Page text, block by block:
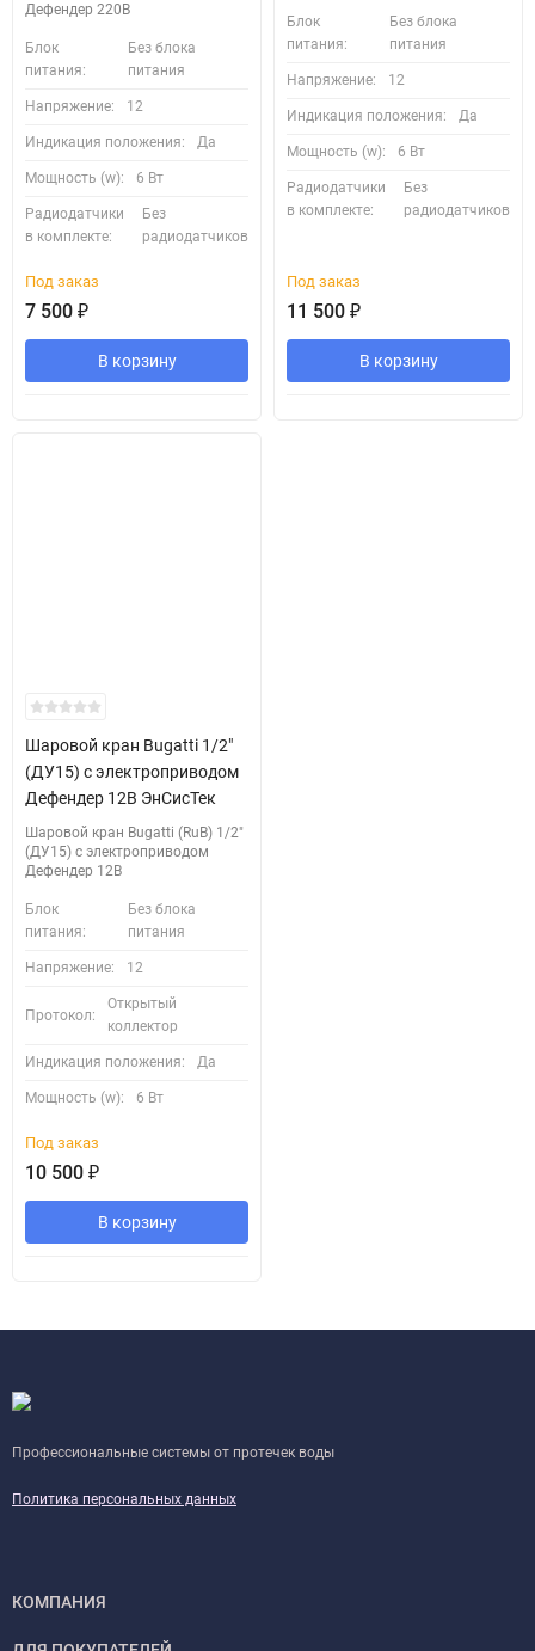
Дефендер 220В
Блок
питания:
Без блока
питания
Напряжение: 12
Индикация положения: Да
Мощность (w): 6 Вт
Радиодатчики
в комплекте:
Без
радиодатчиков
Под заказ
7 500 ₽
В корзину
Блок
питания:
Без блока
питания
Напряжение: 12
Индикация положения: Да
Мощность (w): 6 Вт
Радиодатчики
в комплекте:
Без
радиодатчиков
Под заказ
11 500 ₽
В корзину
Шаровой кран Bugatti 1/2"
(ДУ15) с электроприводом
Дефендер 12В ЭнСисТек
Шаровой кран Bugatti (RuB) 1/2"
(ДУ15) с электроприводом
Дефендер 12В
Блок
питания:
Без блока
питания
Напряжение: 12
Протокол:
Открытый
коллектор
Индикация положения: Да
Мощность (w): 6 Вт
Под заказ
10 500 ₽
В корзину
Профессиональные системы от протечек воды
Политика персональных данных
КОМПАНИЯ